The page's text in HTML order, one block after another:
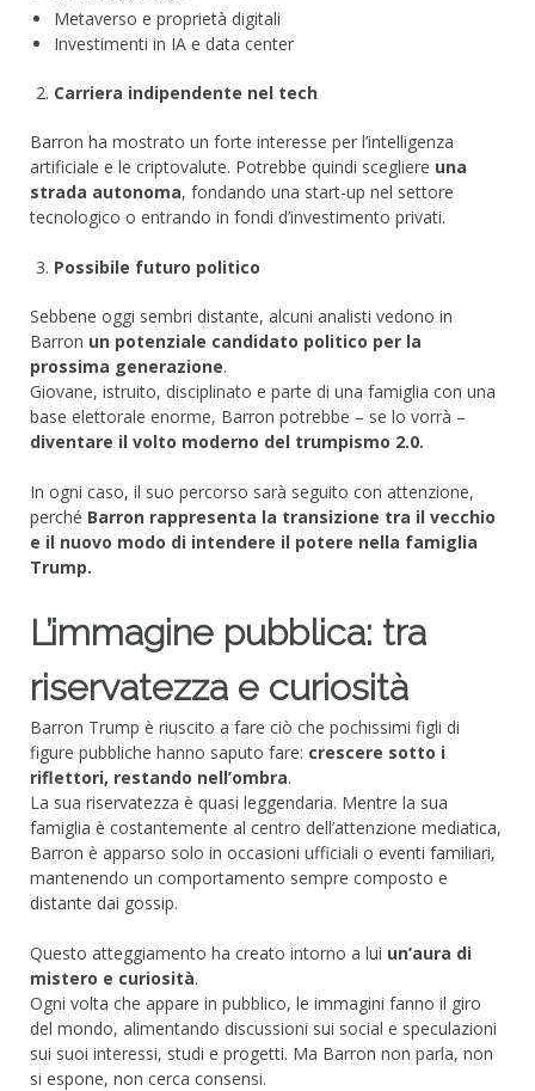
Metaverso e proprietà digitali
Investimenti in IA e data center
Carriera indipendente nel tech
Barron ha mostrato un forte interesse per l’intelligenza
artificiale e le criptovalute. Potrebbe quindi scegliere una
strada autonoma, fondando una start-up nel settore
tecnologico o entrando in fondi d’investimento privati.
Possibile futuro politico
Sebbene oggi sembri distante, alcuni analisti vedono in
Barron un potenziale candidato politico per la
prossima generazione.
Giovane, istruito, disciplinato e parte di una famiglia con una
base elettorale enorme, Barron potrebbe – se lo vorrà –
diventare il volto moderno del trumpismo 2.0.
In ogni caso, il suo percorso sarà seguito con attenzione,
perché Barron rappresenta la transizione tra il vecchio
e il nuovo modo di intendere il potere nella famiglia
Trump.
L’immagine pubblica: tra
riservatezza e curiosità
Barron Trump è riuscito a fare ciò che pochissimi figli di
figure pubbliche hanno saputo fare: crescere sotto i
riflettori, restando nell’ombra.
La sua riservatezza è quasi leggendaria. Mentre la sua
famiglia è costantemente al centro dell’attenzione mediatica,
Barron è apparso solo in occasioni ufficiali o eventi familiari,
mantenendo un comportamento sempre composto e
distante dai gossip.
Questo atteggiamento ha creato intorno a lui un’aura di
mistero e curiosità.
Ogni volta che appare in pubblico, le immagini fanno il giro
del mondo, alimentando discussioni sui social e speculazioni
sui suoi interessi, studi e progetti. Ma Barron non parla, non
si espone, non cerca consensi.